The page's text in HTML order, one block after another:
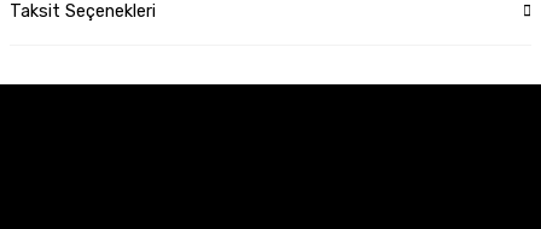
Taksit Seçenekleri